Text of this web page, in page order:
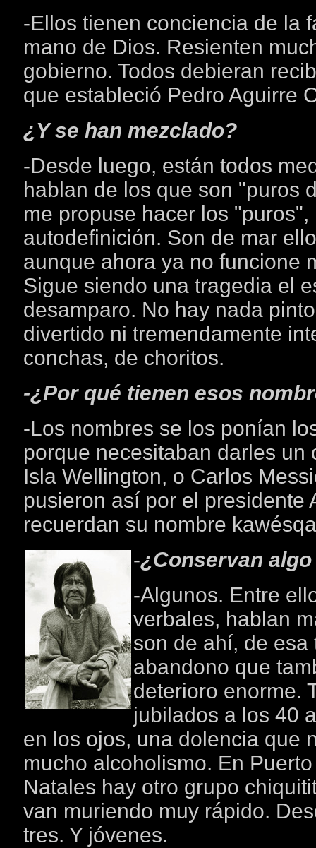
-Ellos tienen conciencia de la
mano de Dios. Resienten
gobierno. Todos debieran
que estableció Pedro Aguirre
¿Y se han mezclado?
-Desde luego, están todos
hablan de los que son "puros
me propuse hacer los
autodefinición. Son de mar
aunque ahora ya no funcione
Sigue siendo una tragedia el
desamparo. No hay nada
divertido ni tremendamente
conchas, de choritos.
-¿Por qué tienen esos
-Los nombres se los ponían
porque necesitaban darles
Isla Wellington, o Carlos
pusieron así por el presidente
recuerdan su nombre
-¿Conservan
-Algunos. Entre
verbales, hablan
son de ahí, de
abandono que
deterioro enorme.
jubilados a los 40
en los ojos, una dolencia que
mucho alcoholismo. En
Natales hay otro grupo
van muriendo muy rápido.
tres. Y jóvenes.